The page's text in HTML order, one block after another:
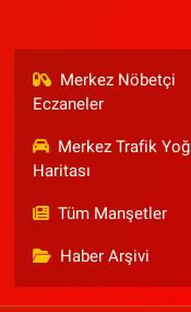
Merkez Nöbetçi
Eczaneler
Merkez Trafik
Haritası
Tüm Manşetler
Haber Arşivi